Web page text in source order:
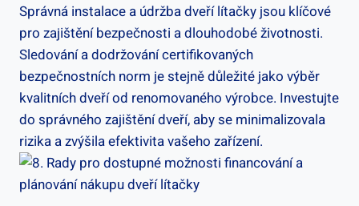
Správná instalace a údržba dveří lítačky jsou klíčové
pro zajištění bezpečnosti a dlouhodobé životnosti.
Sledování a dodržování certifikovaných
bezpečnostních norm je stejně důležité jako výběr
kvalitních dveří od renomovaného výrobce. Investujte
do správného zajištění dveří, aby se minimalizovala
rizika a zvýšila efektivita vašeho zařízení.